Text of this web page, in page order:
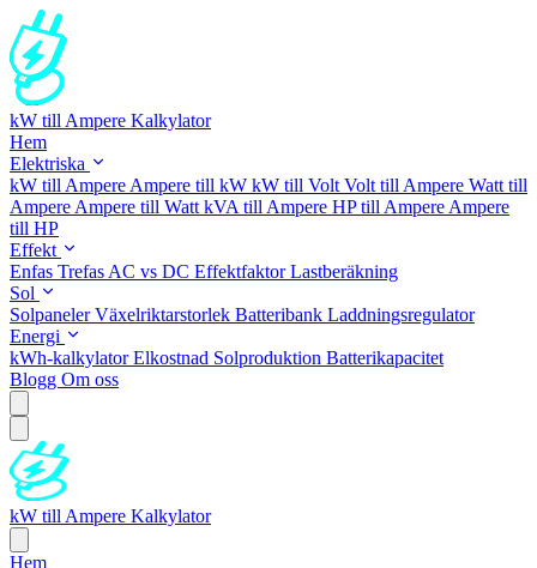
kW till Ampere Kalkylator
Hem
Elektriska
kW till Ampere Ampere till kW kW till Volt Volt till Ampere Watt till
Ampere Ampere till Watt kVA till Ampere HP till Ampere Ampere
till HP
Effekt
Enfas Trefas AC vs DC EffektfaktorLastberäkning
Sol
SolpanelerVäxelriktarstorlek Batteribank Laddningsregulator
Energi
kWh-kalkylatorElkostnad Solproduktion Batterikapacitet
Blogg Om oss
kW till Ampere Kalkylator
Hem